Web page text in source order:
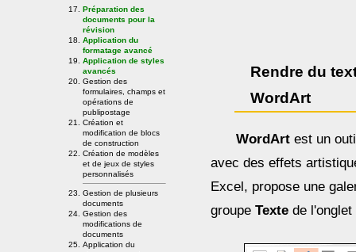
Préparation des
documents pour la
révision
Application du
formatage avancé
Application de styles
avancés
Gestion des
formulaires, champs et
opérations de
publipostage
Création et
modification de blocs
de construction
Création de modèles
et de jeux de styles
personnalisés
Gestion de plusieurs
documents
Gestion des
modifications de
documents
Application du
Rendre du
WordArt
WordArt est un
avec des effets
Excel, propose une
groupeTexte de l'onglet